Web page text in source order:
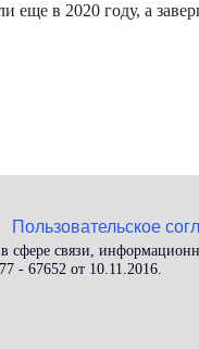
еще в 2020 году, а
Пользовательское
сфере связи,
- 67652 от 10.11.2016.